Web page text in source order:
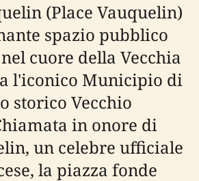
(Place Vauquelin)
spazio pubblico
cuore della Vecchia
l'iconico Municipio di
storico Vecchio
in onore di
un celebre ufficiale
la piazza fonde